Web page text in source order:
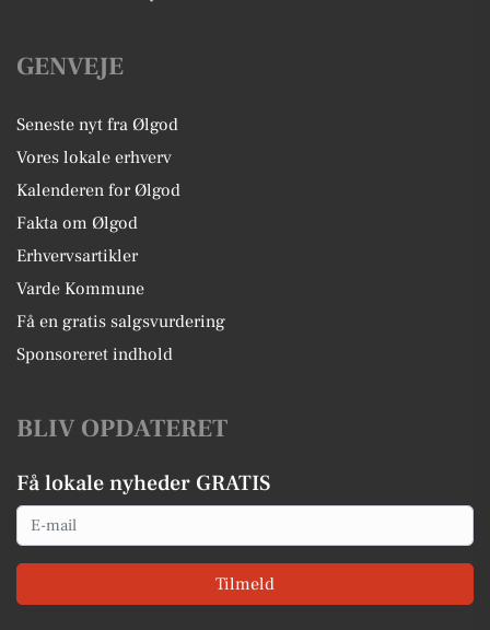
GENVEJE
Seneste nyt fra Ølgod
Vores lokale erhverv
Kalenderen for Ølgod
Fakta om Ølgod
Erhvervsartikler
Varde Kommune
Få en gratis salgsvurdering
Sponsoreret indhold
BLIV OPDATERET
Få lokale nyheder GRATIS
Email
Tilmeld